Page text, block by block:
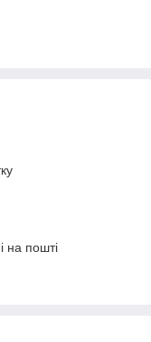
на пошті